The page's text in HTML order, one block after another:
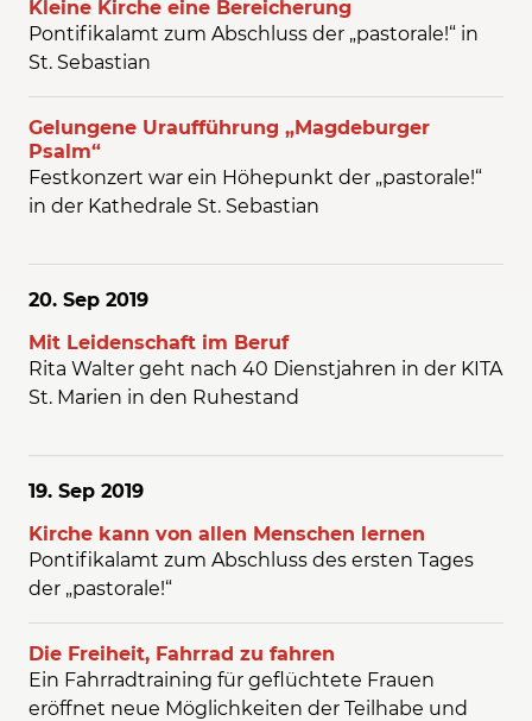
Kleine Kirche eine Bereicherung
Pontifikalamt zum Abschluss der „pastorale!“ in
St. Sebastian
Gelungene Uraufführung „Magdeburger
Psalm“
Festkonzert war ein Höhepunkt der „pastorale!“
in der Kathedrale St. Sebastian
20. Sep 2019
Mit Leidenschaft im Beruf
Rita Walter geht nach 40 Dienstjahren in der KITA
St. Marien in den Ruhestand
19. Sep 2019
Kirche kann von allen Menschen lernen
Pontifikalamt zum Abschluss des ersten Tages
der „pastorale!“
Die Freiheit, Fahrrad zu fahren
Ein Fahrradtraining für geflüchtete Frauen
eröffnet neue Möglichkeiten der Teilhabe und